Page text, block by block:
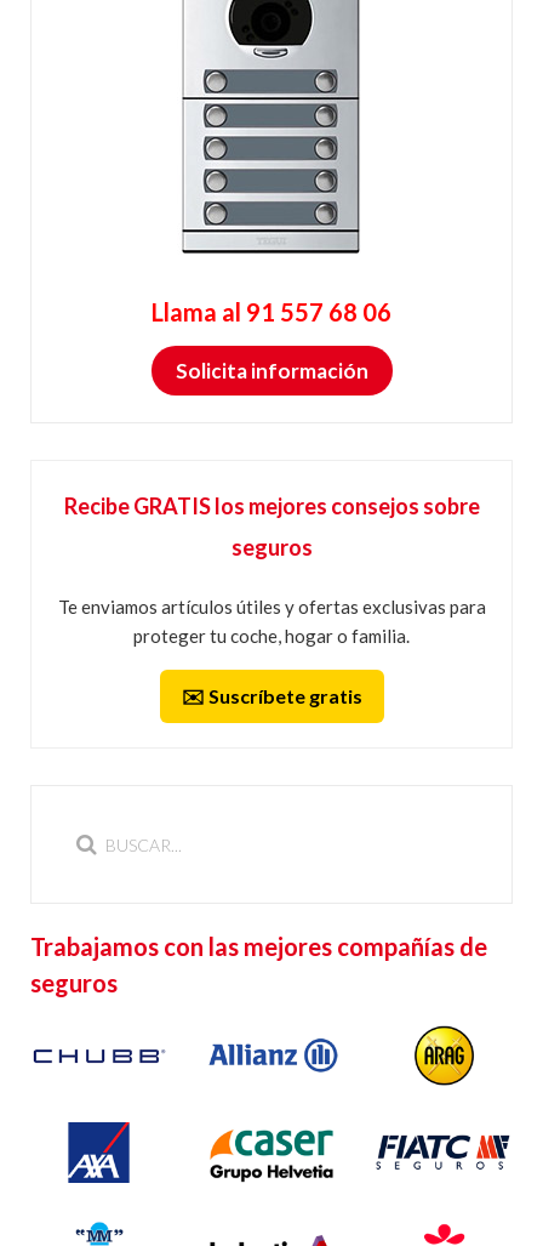
Llama al 91 557 68 06
Solicita información
Recibe GRATIS los mejores consejos sobre
seguros
Te enviamos artículos útiles y ofertas exclusivas para
proteger tu coche, hogar o familia.
✉️ Suscríbete gratis
Trabajamos con las mejores compañías de
seguros